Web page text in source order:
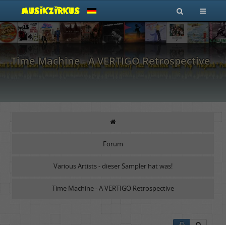
Time Machine - A VERTIGO Retrospective
Forum
Various Artists - dieser Sampler hat was!
Time Machine - A VERTIGO Retrospective